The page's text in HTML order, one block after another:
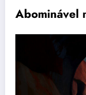
Abominável